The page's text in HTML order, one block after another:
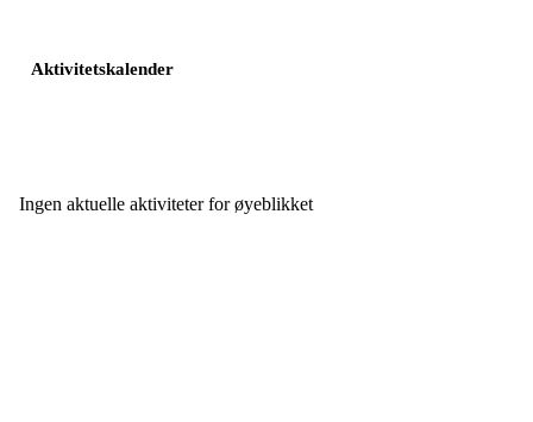
Aktivitetskalender
Ingen aktuelle aktiviteter for øyeblikket